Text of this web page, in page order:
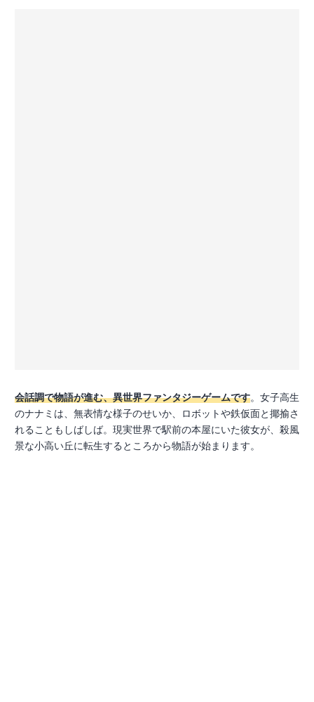
会話調で物語が進む、異世界ファンタジーゲームです。女子高生
のナナミは、無表情な様子のせいか、ロボットや鉄仮面と揶揄さ
れることもしばしば。現実世界で駅前の本屋にいた彼女が、殺風
景な小高い丘に転生するところから物語が始まります。